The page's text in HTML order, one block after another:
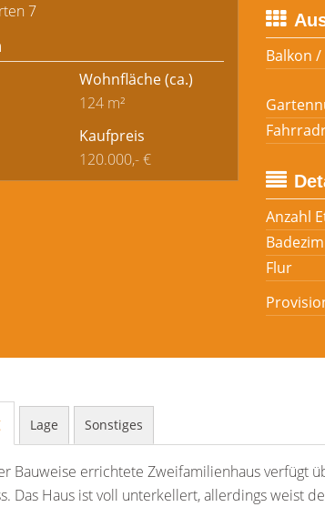
7
Wohnfläche(ca.)
124 m²
Kaufpreis
120.000,- €
Balkon
Anzahl
Flur
Lage Sonstiges
Bauweise errichtete Zweifamilienhaus verfügt
Das Haus ist voll unterkellert, allerdings weist